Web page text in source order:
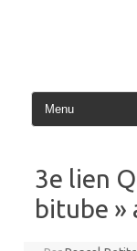
3e lien
bitube »